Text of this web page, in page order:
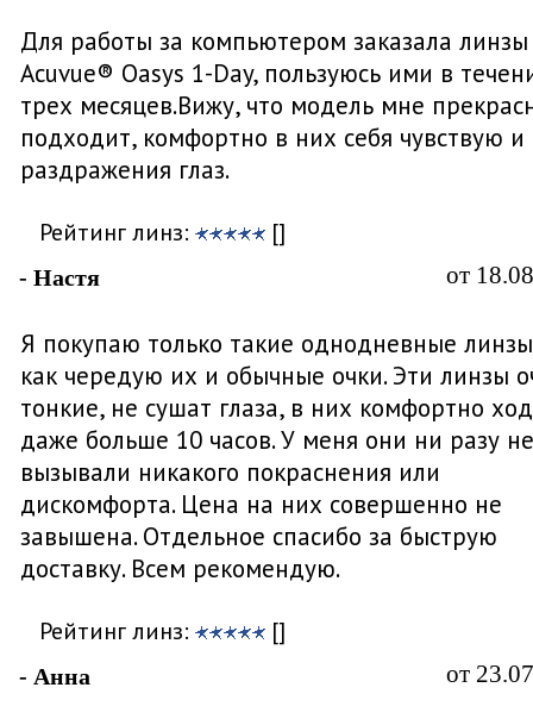
Для работы за компьютером заказала линзы
Acuvue® Oasys 1-Day, пользуюсь ими в
трех месяцев.Вижу, что модель мне
подходит, комфортно в них себя чувствую и
раздражения глаз.
Рейтинг линз: []
- Настя от
Я покупаю только такие однодневные
как чередую их и обычные очки. Эти линзы
тонкие, не сушат глаза, в них комфортно
даже больше 10 часов. У меня они ни разу не
вызывали никакого покраснения или
дискомфорта. Цена на них совершенно не
завышена. Отдельное спасибо за быструю
доставку. Всем рекомендую.
Рейтинг линз: []
- Анна от